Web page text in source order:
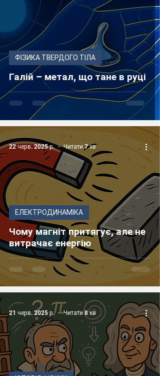
Галій – метал, що тане в руці
ФІЗИКА ТВЕРДОГО ТІЛА
Чому магніт притягує, але не
витрачає енергію
ЕЛЕКТРОДИНАМІКА
22 черв. 2025 р. Читати 7 хв
21 черв. 2025 р. Читати 8 хв